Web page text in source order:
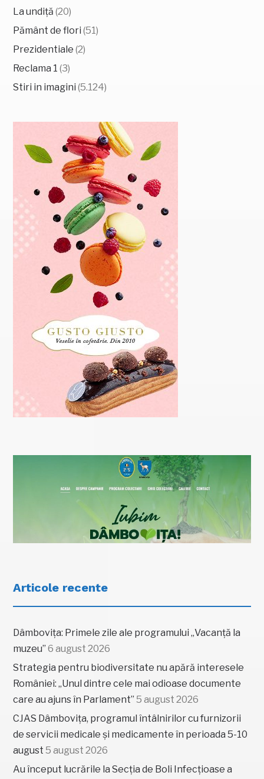
La undiță (20)
Pământ de flori (51)
Prezidentiale (2)
Reclama 1 (3)
Stiri in imagini (5.124)
Articole recente
Dâmbovița: Primele zile ale programului „Vacanță la
muzeu” 6 august 2026
Strategia pentru biodiversitate nu apără interesele
României: „Unul dintre cele mai odioase documente
care au ajuns în Parlament” 5 august 2026
CJAS Dâmbovița, programul întâlnirilor cu furnizorii
de servicii medicale și medicamente în perioada 5-10
august 5 august 2026
Au început lucrările la Secția de Boli Infecțioase a